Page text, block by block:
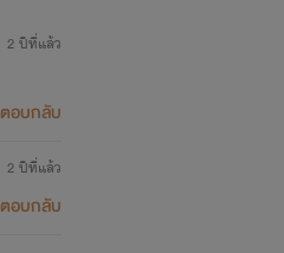
2 ปีที่แล้ว
ตอบกลับ
2 ปีที่แล้ว
ตอบกลับ